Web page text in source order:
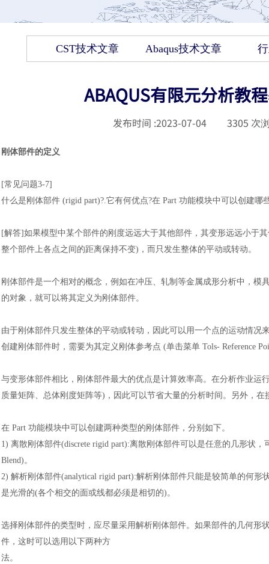
CST技术文章 Abaqus技术文章
ABAQUS有限元分析教
发布时间 :2023-07-04 3305 次
刚体部件的定义
[常见问题3-7]
什么是刚体部件 (rigid part)?.它有何优点?在 Part 功能模块中可以创建哪
[解答]如果模型中某个部件的刚度远远大于其他部件，其变形远远小于
整个部件上各点之间的距离保持不变)，而只发生整体的平动或转动。
刚体部件是一个相对的概念，例如在冲压、轧制等金属成形分析中，
的对象，就可以将其定义为刚体部件。
由于刚体部件只发生整体的平动或转动，因此可以用一个点的运动情况
创建刚体部件时，需要为其定义刚体参考点 (单击菜单 Tols- Reference
与变形体部件相比，刚体部件最大的优点是计算效率高。在分析作业运
质量矩阵、总体刚度矩阵等)，因此可以节省大量的分析时间。另外，
在 Part 功能模块中可以创建两种类型的刚体部件，分别如下。
1) 离散刚体部件(discrete rigid part):离散刚体部件可以是任意的几形状
Blend)。
2) 解析刚体部件(analytical rigid part):解析刚体部件只能是较简单的何
是光滑的(各个相交的面或线都必须是相切的)。
选择刚体部件的类型时，应尽量采用解析刚体部件。如果部件的几何
件，这时可以选用以下两种方
法。